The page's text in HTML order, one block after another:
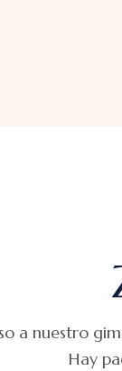
a nuestro
Hay